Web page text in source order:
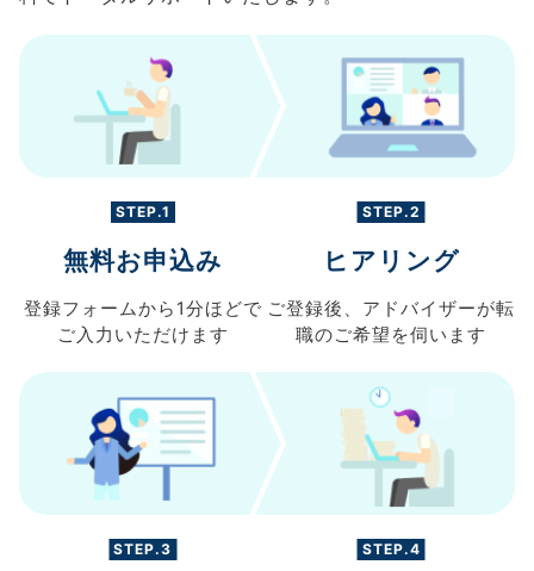
STEP.1
無料お申込み
登録フォームから 1分ほどで
ご入力 いただけます
STEP.2
ヒアリング
ご登録後、 アドバイザーが転
職のご希望を伺います
STEP.3 STEP.4